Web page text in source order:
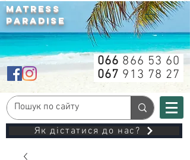
MATRESS
PARADISE
066 866 53 60
067 913 78 27
Як дістатися до нас?